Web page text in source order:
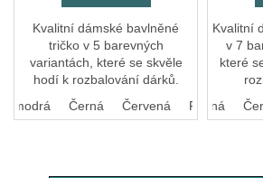
Kvalitní dámské bavlněné
tričko v 5 barevných
variantách, které se skvěle
hodí k rozbalování dárků.
modrá
Černá Červená Růžová
Kvalitní
v 7
které
Bílá
Královská modrá Černá